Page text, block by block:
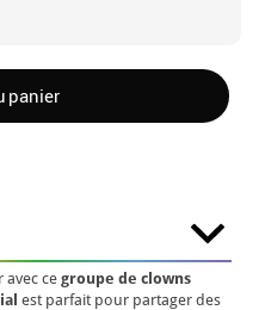
panier
avec cegroupe de clowns
est parfait pour partager des